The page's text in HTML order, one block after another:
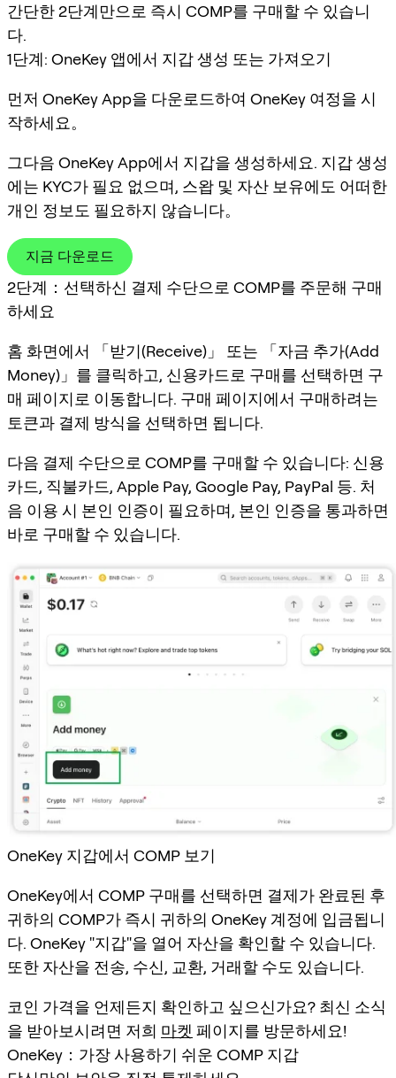
간단한 2단계만으로 즉시 COMP를 구매할 수 있습니
다.
1단계: OneKey 앱에서 지갑 생성 또는 가져오기
먼저 OneKey App을 다운로드하여 OneKey 여정을 시
작하세요。
그다음 OneKey App에서 지갑을 생성하세요. 지갑 생성
에는 KYC가 필요 없으며, 스왑 및 자산 보유에도 어떠한
개인 정보도 필요하지 않습니다。
지금 다운로드
2단계：선택하신 결제 수단으로 COMP를 주문해 구매
하세요
홈 화면에서 「받기(Receive)」 또는 「자금 추가(Add
Money)」를 클릭하고, 신용카드로 구매를 선택하면 구
매 페이지로 이동합니다. 구매 페이지에서 구매하려는
토큰과 결제 방식을 선택하면 됩니다.
다음 결제 수단으로 COMP를 구매할 수 있습니다: 신용
카드, 직불카드, Apple Pay, Google Pay, PayPal 등. 처
음 이용 시 본인 인증이 필요하며, 본인 인증을 통과하면
바로 구매할 수 있습니다.
OneKey 지갑에서 COMP 보기
OneKey에서 COMP 구매를 선택하면 결제가 완료된 후
귀하의 COMP가 즉시 귀하의 OneKey 계정에 입금됩니
다. OneKey "지갑"을 열어 자산을 확인할 수 있습니다.
또한 자산을 전송, 수신, 교환, 거래할 수도 있습니다.
코인 가격을 언제든지 확인하고 싶으신가요? 최신 소식
을 받아보시려면 저희 마켓 페이지를 방문하세요!
OneKey：가장 사용하기 쉬운 COMP 지갑